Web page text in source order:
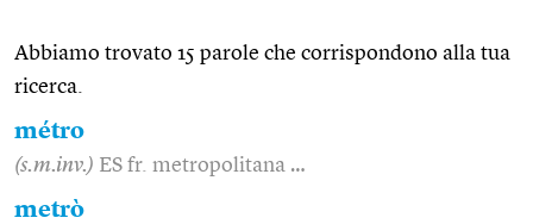
Abbiamo trovato 15 parole che corrispondono alla tua
ricerca.
métro
(s.m.inv.) ES fr. metropolitana …
metrò